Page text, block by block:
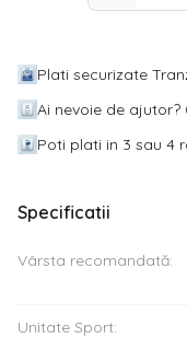
Plati securizate
Ai nevoie de ajutor?
Poti plati in 3 sau 4
Specificatii
Vârsta recomandată:
Unitate Sport: